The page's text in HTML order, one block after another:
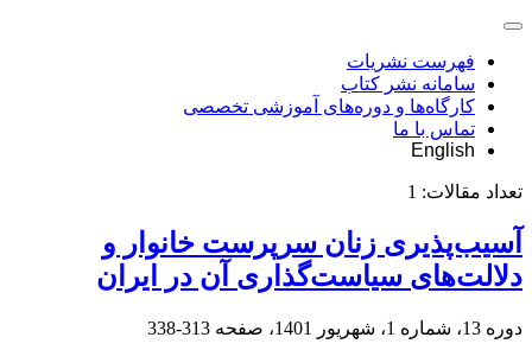
فهرست نشریات
سامانه نشر کتاب
کارگاه‌ها و دوره‌های آموزشی تخصصی
تماس با ما
English
تعداد مقالات: 1
آسیب‌پذیری زنان سرپرست خانوار و
دلالت‌های سیاست‌گذاری آن در ایران
دوره 13، شماره 1، شهریور 1401، صفحه 313-338